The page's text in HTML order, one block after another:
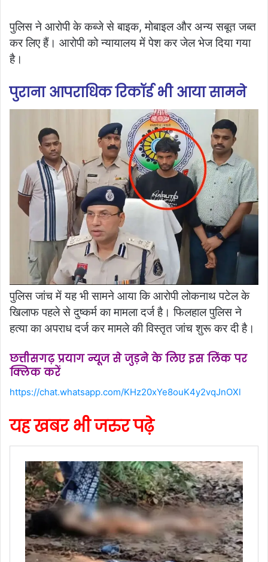
पुलिस ने आरोपी के कब्जे से बाइक, मोबाइल और अन्य सबूत जब्त
कर लिए हैं। आरोपी को न्यायालय में पेश कर जेल भेज दिया गया
है।
पुराना आपराधिक रिकॉर्ड भी आया सामने
पुलिस जांच में यह भी सामने आया कि आरोपी लोकनाथ पटेल के
खिलाफ पहले से दुष्कर्म का मामला दर्ज है। फिलहाल पुलिस ने
हत्या का अपराध दर्ज कर मामले की विस्तृत जांच शुरू कर दी है।
छत्तीसगढ़ प्रयाग न्यूज से जुड़ने के लिए इस लिंक पर
क्लिक करें
https://chat.whatsapp.com/KHz20xYe8ouK4y2vqJnOXl
यह खबर भी जरुर पढ़े